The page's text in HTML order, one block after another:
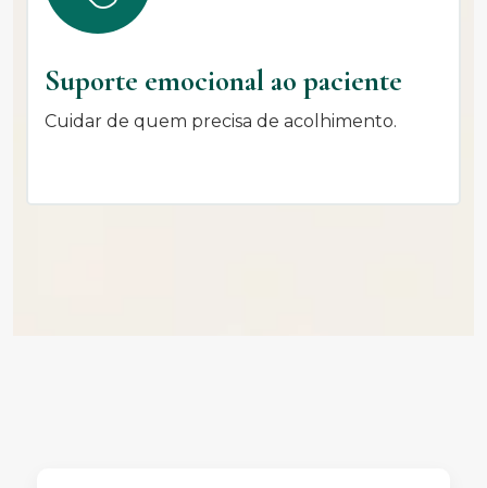
Suporte emocional ao paciente
Cuidar de quem precisa de acolhimento.